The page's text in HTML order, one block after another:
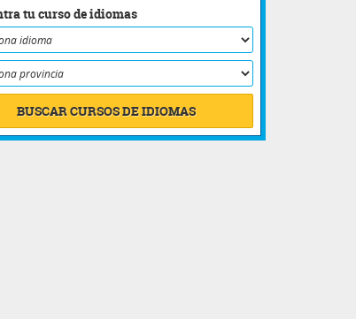
tu curso de idiomas
BUSCAR CURSOS DE IDIOMAS